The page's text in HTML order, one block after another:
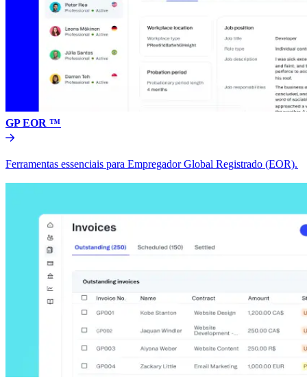
GP EOR ™​​
Ferramentas essenciais para Empregador Global Registrado (EOR).​​